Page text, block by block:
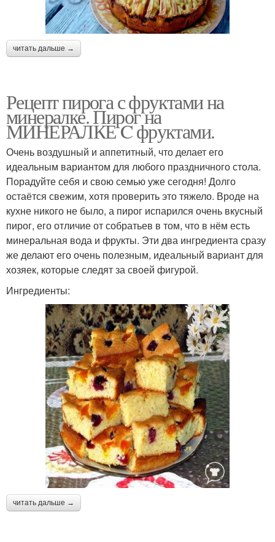
читать дальше →
Рецепт пирога с фруктами на
минералке. Пирог на
МИНЕРАЛКЕ C фруктами.
Очень воздушный и аппетитный, что делает его
идеальным вариантом для любого праздничного стола.
Порадуйте себя и свою семью уже сегодня! Долго
остаётся свежим, хотя проверить это тяжело. Вроде на
кухне никого не было, а пирог испарился очень вкусный
пирог, его отличие от собратьев в том, что в нём есть
минеральная вода и фрукты. Эти два ингредиента сразу
же делают его очень полезным, идеальный вариант для
хозяек, которые следят за своей фигурой.
Ингредиенты:
читать дальше →